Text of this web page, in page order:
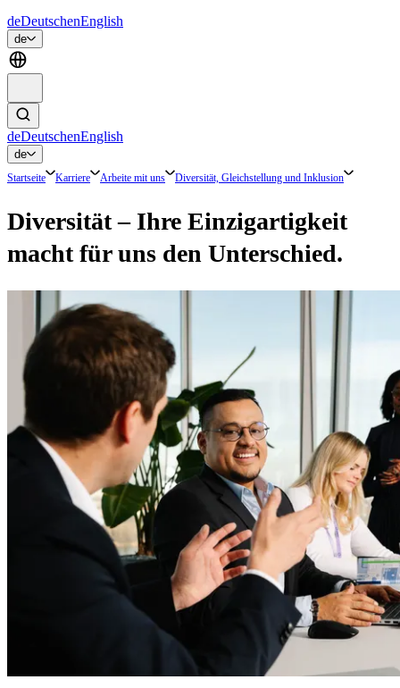
deDeutschenEnglish
de
deDeutschenEnglish
de
Startseite Karriere Arbeite mit uns Diversität, Gleichstellung und Inklusion
Diversität – Ihre Einzigartigkeit
macht für uns den Unterschied.